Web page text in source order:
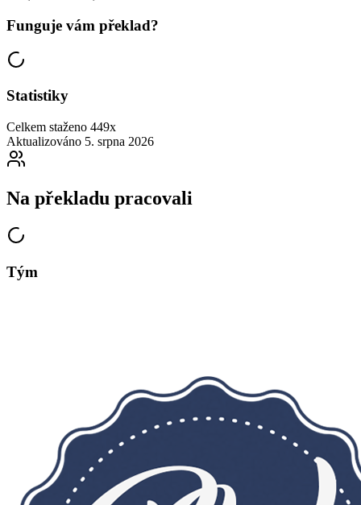
Funguje vám překlad?
Statistiky
Celkem staženo 449x
Aktualizováno 5. srpna 2026
Na překladu pracovali
Tým